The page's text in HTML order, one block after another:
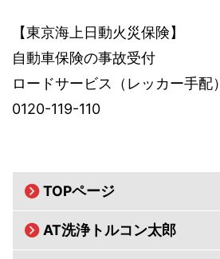
【東京海上日動火災保険】
自動車保険の事故受付
ロードサービス（レッカー手配）
0120-119-110
TOPページ
AT洗浄トルコン太郎